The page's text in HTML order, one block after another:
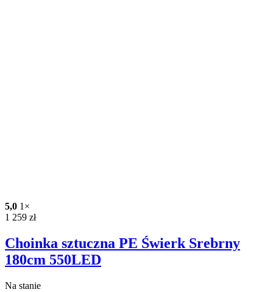
5,0 1×
1 259 zł
Choinka sztuczna PE Świerk Srebrny
180cm 550LED
Na stanie